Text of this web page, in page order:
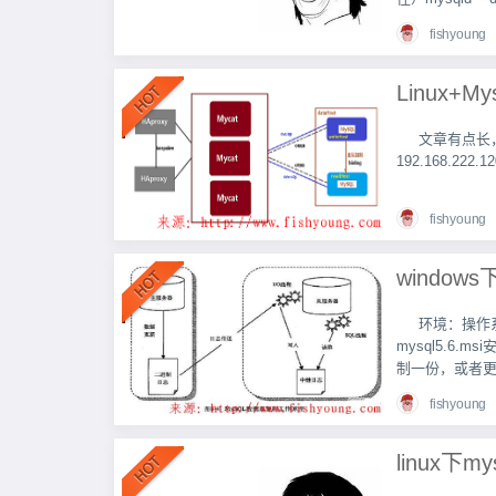
fishyoung
文章有点长
fishyoung
环境：操
mysql5.6.msi
制一份，或者
fishyoung